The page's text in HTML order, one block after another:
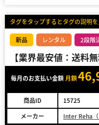
タグをタップするとタグの説明を
新品 レンタル 2段階
【業界最安値：送料
毎月のお支払い金額 月額
商品ID
15725
メーカー
Inter Reha（